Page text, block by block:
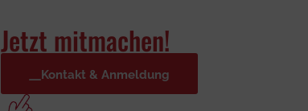
Jetzt mitmachen!
Kontakt & Anmeldung